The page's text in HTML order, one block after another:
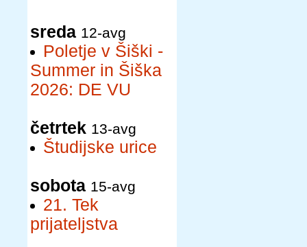
sreda 12-avg
Poletje v Šiški -
Summer in Šiška
2026: DE VU
četrtek 13-avg
Študijske urice
sobota 15-avg
21. Tek
prijateljstva